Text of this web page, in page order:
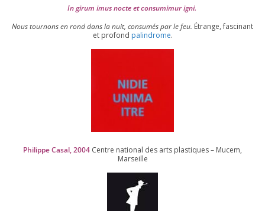
In girum imus nocte et consu­mi­mur igni.
Nous tour­nons en rond dans la nuit, consu­més par le feu. Étrange, fas­ci­nant
et pro­fond palin­drome.
Philippe Casal,2004 Centre natio­nal des arts plas­tiques – Mucem,
Marseille